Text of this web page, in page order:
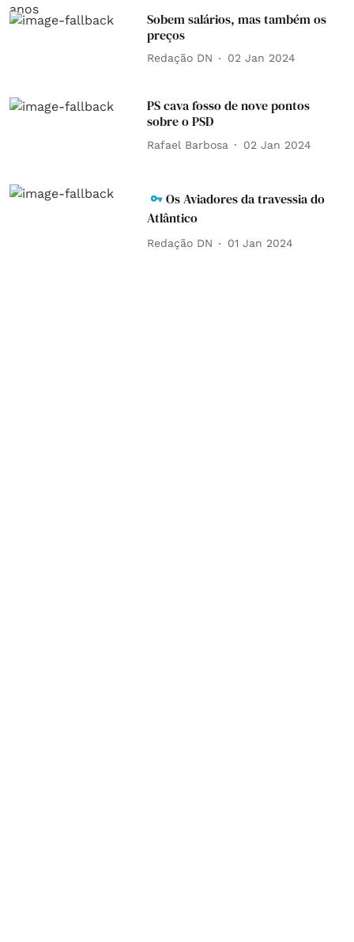
Sobem salários, mas também os
preços
Redação DN 02 Jan 2024
PS cava fosso de nove pontos
sobre o PSD
Rafael Barbosa 02 Jan 2024
Os Aviadores da travessia do
Atlântico
Redação DN 01 Jan 2024